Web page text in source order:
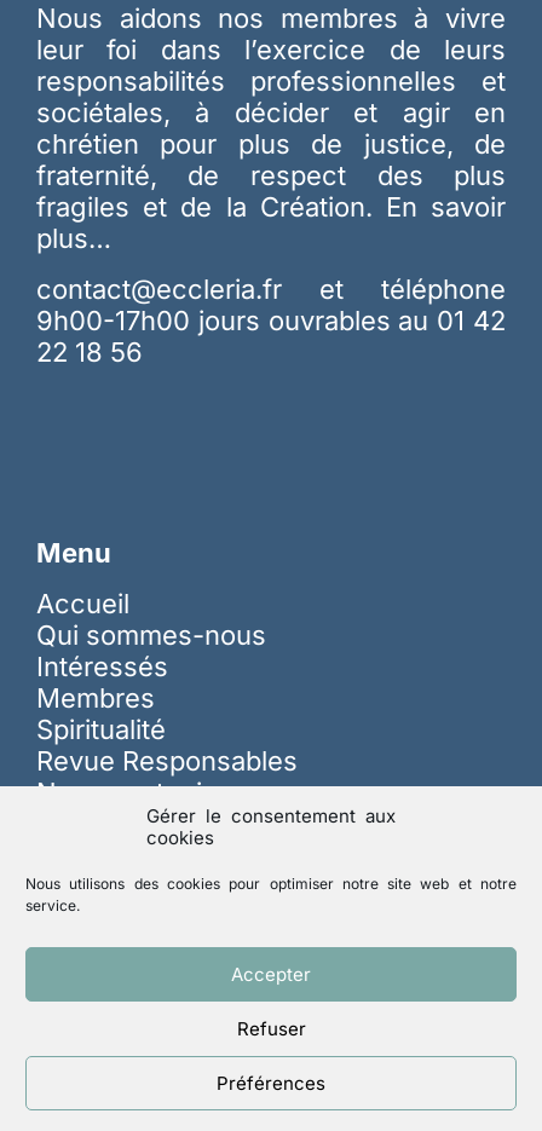
Gérer le consentement aux
cookies
Nous utilisons des cookies pour optimiser notre site web et notre
service.
Accepter
Refuser
Préférences
Nous aidons nos membres à vivre
leur foi dans l’exercice de leurs
responsabilités professionnelles et
sociétales, à décider et agir en
chrétien pour plus de justice, de
fraternité, de respect des plus
fragiles et de la Création. En savoir
plus…
contact@eccleria.fr et téléphone
9h00-17h00 jours ouvrables au 01 42
22 18 56
Menu
Accueil
Qui sommes-nous
Intéressés
Membres
Spiritualité
Revue Responsables
Nous soutenir
Lutte contre les abus
Mentions légales
Politique de confidentialité
ACCK